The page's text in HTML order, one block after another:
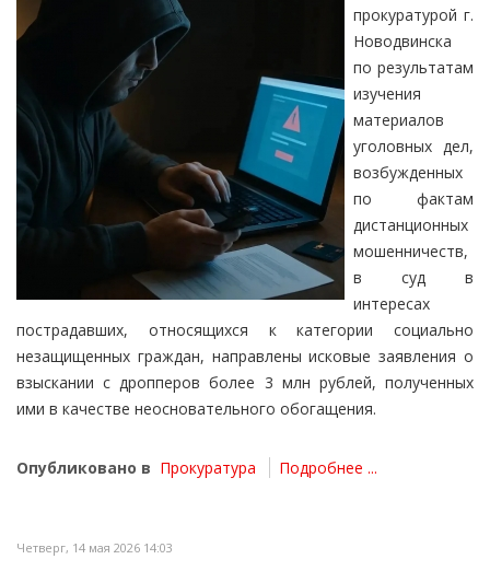
прокуратурой г.
Новодвинска
по результатам
изучения
материалов
уголовных дел,
возбужденных
по фактам
дистанционных
мошенничеств,
в суд в
интересах
пострадавших, относящихся к категории социально
незащищенных граждан, направлены исковые заявления о
взыскании с дропперов более 3 млн рублей, полученных
ими в качестве неосновательного обогащения.
Опубликовано в Прокуратура Подробнее ...
Четверг, 14 мая 2026 14:03